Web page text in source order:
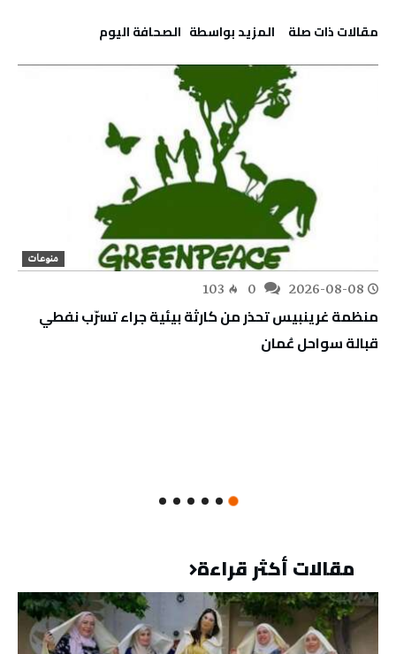
‫مقالات ذات صلة‬ ‫‫المزيد بواسطة‬ ‬ ‭ ‬الصحافة‭ ‬اليوم
منوعات
2026-08-08
103
منظمة غرينبيس تحذر من كارثة بيئية جراء تسرّب نفطي
قبالة سواحل عُمان
مقالات أكثر قراءة